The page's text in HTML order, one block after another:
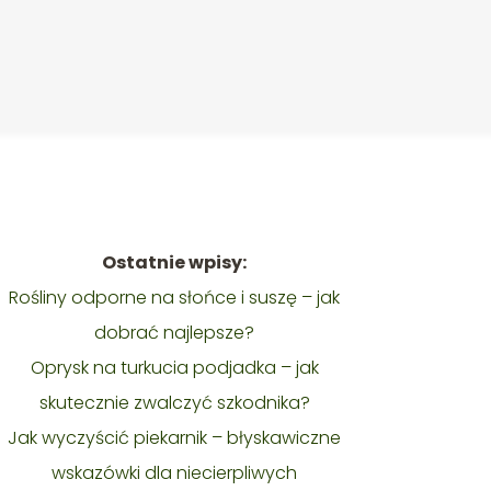
Ostatnie wpisy:
Rośliny odporne na słońce i suszę – jak
dobrać najlepsze?
Oprysk na turkucia podjadka – jak
skutecznie zwalczyć szkodnika?
Jak wyczyścić piekarnik – błyskawiczne
wskazówki dla niecierpliwych